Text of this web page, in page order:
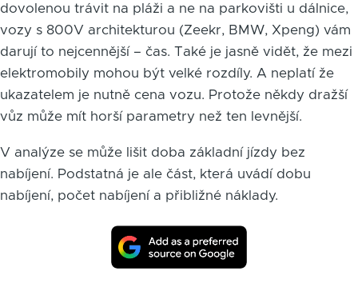
dovolenou trávit na pláži a ne na parkovišti u dálnice,
vozy s 800V architekturou (Zeekr, BMW, Xpeng) vám
darují to nejcennější – čas. Také je jasně vidět, že mezi
elektromobily mohou být velké rozdíly. A neplatí že
ukazatelem je nutně cena vozu. Protože někdy dražší
vůz může mít horší parametry než ten levnější.
V analýze se může lišit doba základní jízdy bez
nabíjení. Podstatná je ale část, která uvádí dobu
nabíjení, počet nabíjení a přibližné náklady.